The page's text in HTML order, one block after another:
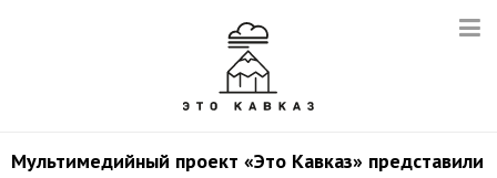
Мультимедийный проект «Это Кавказ» представили